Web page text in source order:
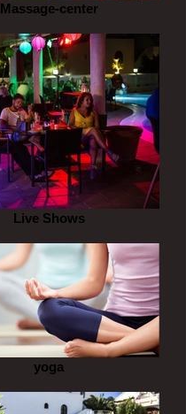
Massage-center
Live Shows
yoga